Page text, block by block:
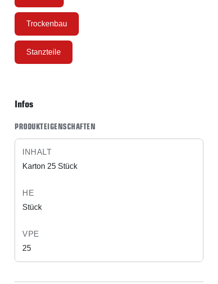
Trockenbau
Stanzteile
Infos
PRODUKTEIGENSCHAFTEN
INHALT
Karton 25 Stück
HE
Stück
VPE
25